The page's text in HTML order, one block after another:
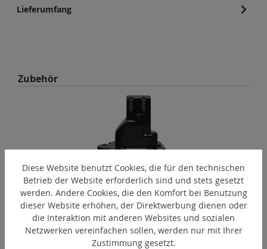
Lieferumfang
Produktgalerie überspringen
Zubehör
IPP-40
Akku Lithium-Ionen 14,4 V
Diese Website benutzt Cookies, die für den technischen
Betrieb der Website erforderlich sind und stets gesetzt
werden. Andere Cookies, die den Komfort bei Benutzung
dieser Website erhöhen, der Direktwerbung dienen oder
die Interaktion mit anderen Websites und sozialen
Netzwerken vereinfachen sollen, werden nur mit Ihrer
Zustimmung gesetzt.